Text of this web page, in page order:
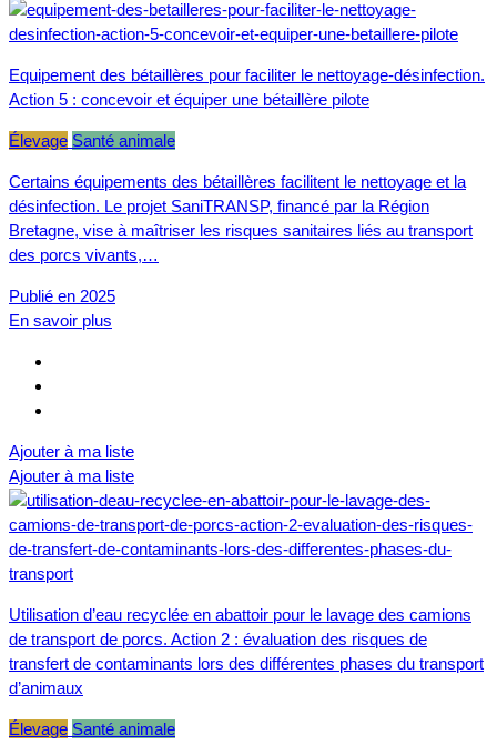
Equipement des bétaillères pour faciliter le nettoyage-désinfection.
Action 5 : concevoir et équiper une bétaillère pilote
Élevage Santé animale
Certains équipements des bétaillères facilitent le nettoyage et la
désinfection. Le projet SaniTRANSP, financé par la Région
Bretagne, vise à maîtriser les risques sanitaires liés au transport
des porcs vivants,…
Publié en 2025
En savoir plus
Ajouter à ma liste
Ajouter à ma liste
Utilisation d’eau recyclée en abattoir pour le lavage des camions
de transport de porcs. Action 2 : évaluation des risques de
transfert de contaminants lors des différentes phases du transport
d’animaux
Élevage Santé animale